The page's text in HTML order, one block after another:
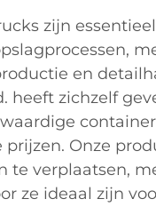
zijn
en
heeft zichzelf
prijzen. Onze
te verplaatsen,
ze ideaal zijn